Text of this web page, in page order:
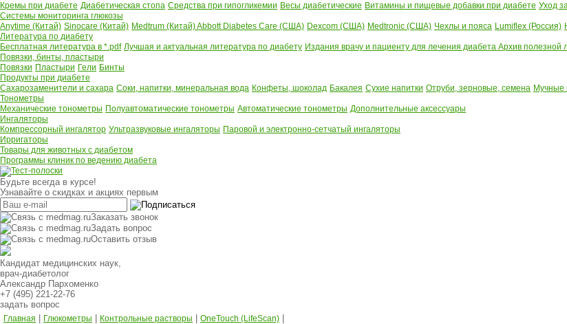
Кремы при диабете Диабетическая стопа Средства при гипогликемии Весы диабетические Витамины и пищевые добавки при диабете Уход
Системы мониторинга глюкозы
Anytime (Китай) Sinocare (Китай) Medtrum (Китай)Abbott Diabetes Care (США) Dexcom (США) Medtronic (США) Чехлы и пояса Lumiflex (Россия)
Литература по диабету
Бесплатная литература в *.pdf Лучшая и актуальная литература по диабету Издания врачу и пациенту для лечения диабета Архив полезной
Повязки, бинты, пластыри
Повязки Пластыри Гели Бинты
Продукты при диабете
Сахарозаменители и сахара Соки, напитки, минеральная вода Конфеты, шоколад Бакалея Сухие напитки Отруби, зерновые, семена Мучные
Тонометры
Механические тонометры Полуавтоматические тонометры Автоматические тонометры Дополнительные аксессуары
Ингаляторы
Компрессорный ингалятор Ультразвуковые ингаляторы Паровой и электронно-сетчатый ингаляторы
Ирригаторы
Товары для животных с диабетом
Программы клиник по ведению диабета
Будьте всегда в курсе!
Узнавайте о скидках и акциях первым
Заказать звонок
Задать вопрос
Оставить отзыв
Кандидат медицинских наук,
врач-диабетолог
Александр Пархоменко
+7 (495) 221-22-76
задать вопрос
Главная Глюкометры Контрольные растворы OneTouch (LifeScan)